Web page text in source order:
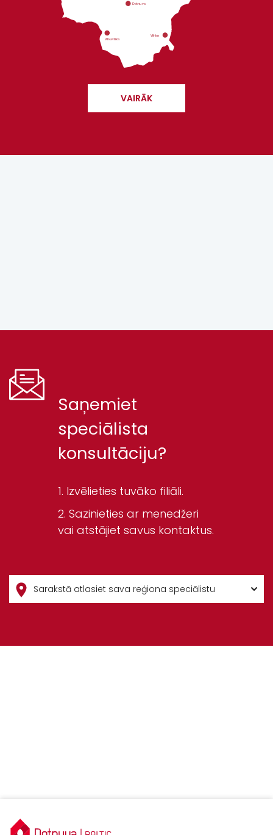
VAIRĀK
Saņemiet
speciālista
konsultāciju?
Izvēlieties tuvāko filiāli.
Sazinieties ar menedžeri
vai atstājiet savus kontaktus.